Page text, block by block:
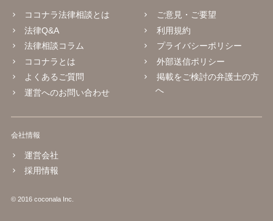
ココナラ法律相談とは
法律Q&A
法律相談コラム
ココナラとは
よくあるご質問
運営へのお問い合わせ
ご意見・ご要望
利用規約
プライバシーポリシー
外部送信ポリシー
掲載をご検討の弁護士の方
へ
会社情報
運営会社
採用情報
© 2016 coconala Inc.